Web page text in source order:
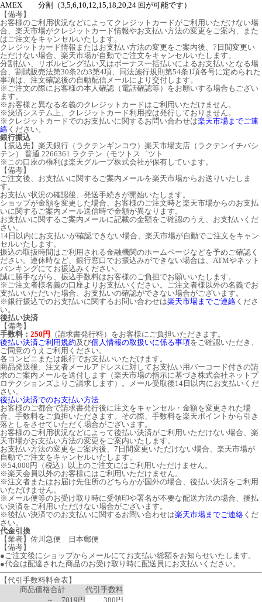
AMEX
分割（3,5,6,10,12,15,18,20,24 回が可能です）
【備考】
お客様のご利用状況などによってクレジットカードがご利用いただけない場
合、楽天市場がクレジットカード情報やお支払い方法の変更をご案内、また
はご注文をキャンセルいたします。
クレジットカード情報またはお支払い方法の変更をご案内後、7日間変更い
ただけない場合、楽天市場が自動でご注文をキャンセルいたします。
分割払い、リボルビング払い又はボーナス一括払いによるお支払いとなる場
合、割賦販売法第30条2の3第4項、同法施行規則第54条1項各号に定められた
事項は、注文確認後の自動配信メールにより交付します。
※ご注文の際にお客様の本人確認（電話確認等）をお願いする場合もござい
ます。
※お客様と異なる名義のクレジットカードはご利用いただけません。
※決済システム上、クレジットカード利用控は発行しておりません。
※クレジットカードでのお支払いに関するお問い合わせは楽天市場までご連
絡 ください。
銀行振込
【振込先】楽天銀行（ラクテンギンコウ）楽天市場支店（ラクテンイチバシ
テン） 普通 2266361 ラクテン（モツトス゛ツト
※この口座の権利は楽天グループ株式会社が保有しています。
【備考】
ご注文後、お支払いに関するご案内メールを楽天市場からお送りいたしま
す。
お支払い状況の確認後、発送手続きが開始いたします。
ショップが金額を変更した場合、お客様のご注文時と楽天市場からのお支払
いに関するご案内メール送信時で金額が異なります。
お支払いに関するご案内メールに記載の金額をご確認のうえ、お支払いくだ
さい。
14日以内にお支払いが確認できない場合、楽天市場が自動でご注文をキャン
セルいたします。
振込の取扱時間はご利用される金融機関のホームページなどを予めご確認く
ださい。連休時など、銀行窓口でお振込みができない場合は、ATMやネット
バンキングにてお振込みください。
誠に勝手ながら、振込手数料はお客様のご負担でお願いいたします。
※ご注文者様名義の口座よりお支払いください。ご注文者様以外の名義でお
支払いいただいた場合、お支払いの確認ができない場合がございます。
※銀行振込でのお支払いに関するお問い合わせは楽天市場までご連絡 くださ
い。
後払い決済
【備考】
手数料： 250円
（請求書発行料）をお客様にご負担いただきます。
後払い決済ご利用規約及び個人情報の取扱いに係る事項をご確認いただき、
ご同意のうえご利用ください。
各コンビニまたは銀行でお支払いいただけます。
商品発送後、注文者メールアドレスに対してお支払い用バーコード付きの請
求のご案内メールを送付します（楽天市場の指示に基づき株式会社ネットプ
ロテクションズよりご請求します）。メール受取後14日以内にお支払いくだ
さい。
後払い決済でのお支払い方法
お客様のご都合で請求書発行後に注文をキャンセル・金額を変更された場
合、手数料をご負担いただきます。その際、手数料を楽天ポイントから引き
落としをさせていただく場合がございます。
お客様のご利用状況などによって後払い決済がご利用いただけない場合、楽
天市場がお支払い方法の変更をご案内いたします。
お支払い方法の変更をご案内後、7日間変更いただけない場合、楽天市場が
自動でご注文をキャンセルいたします。
※54,000円（税込）以上のご注文にはご利用いただけません。
※楽天会員以外のお客様にはご利用いただけません。
※注文者またはお届け先住所のどちらかが国外の場合、後払い決済をご利用
いただけません。
※メール便等のお受け取り時に受領印や署名が不要な配送方法の場合、後払
い決済をご利用いただけない場合がございます。
※後払い決済でのお支払いに関するお問い合わせは楽天市場までご連絡 くだ
さい。
代金引換
【業者】佐川急便 日本郵便
【備考】
●ご注文後にショップからメールにてお支払い総額をお知らせいたします。
●代金は配達された商品のお受け取り時に配送員にお支払いください。
【代引手数料料金表】
商品価格合計
代引手数料
～ 7019円
380円